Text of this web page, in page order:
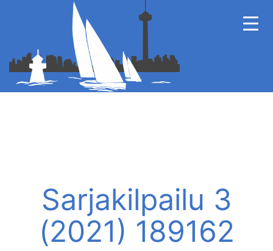
Sarjakilpailu 3
(2021) 189162